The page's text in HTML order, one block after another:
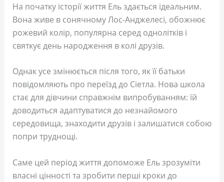
На початку історії життя Ель здається ідеальним.
Вона живе в сонячному Лос-Анджелесі, обожнює
рожевий колір, популярна серед однолітків і
святкує день народження в колі друзів.
Однак усе змінюється після того, як її батьки
повідомляють про переїзд до Сіетла. Нова школа
стає для дівчини справжнім випробуванням: їй
доводиться адаптуватися до незнайомого
середовища, знаходити друзів і залишатися собою
попри труднощі.
Саме цей період життя допоможе Ель зрозуміти
власні цінності та зробити перші кроки до